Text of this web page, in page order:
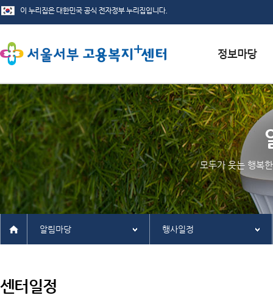
서식자료실
채용정보
인재정보
관련사이트
모두가 웃는 행복
알림마당 행사일정
센터일정